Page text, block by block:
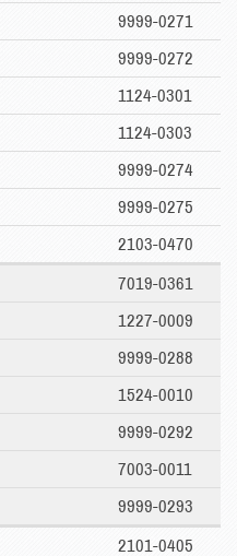
9999-0271
9999-0272
1124-0301
1124-0303
9999-0274
9999-0275
2103-0470
7019-0361
1227-0009
9999-0288
1524-0010
9999-0292
7003-0011
9999-0293
2101-0405